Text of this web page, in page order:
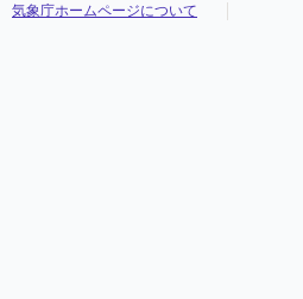
気象庁ホームページについて